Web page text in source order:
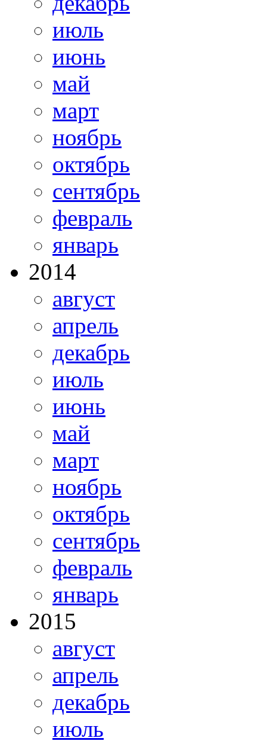
июль
июнь
май
март
ноябрь
октябрь
сентябрь
февраль
январь
2014
август
апрель
декабрь
июль
июнь
май
март
ноябрь
октябрь
сентябрь
февраль
январь
2015
август
апрель
декабрь
июль